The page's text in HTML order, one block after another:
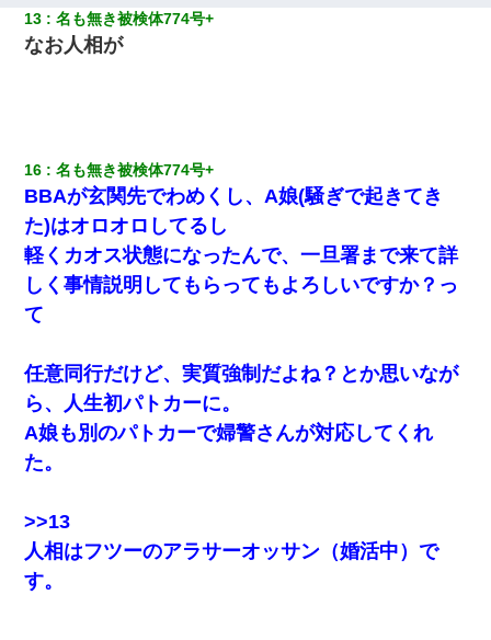
13 名も無き被検体774号+
なお人相が
16 名も無き被検体774号+
BBAが玄関先でわめくし、A娘(騒ぎで起きてき
た)はオロオロしてるし
軽くカオス状態になったんで、一旦署まで来て詳
しく事情説明してもらってもよろしいですか？っ
て
任意同行だけど、実質強制だよね？とか思いなが
ら、人生初パトカーに。
A娘も別のパトカーで婦警さんが対応してくれ
た。
>>13
人相はフツーのアラサーオッサン（婚活中）で
す。